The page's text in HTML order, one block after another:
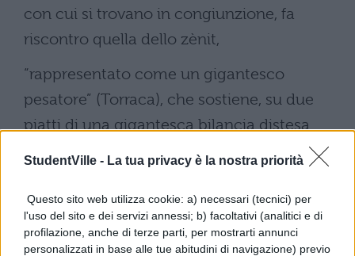
StudentVille - La tua privacy è la nostra priorità
Questo sito web utilizza cookie: a) necessari (tecnici) per
l'uso del sito e dei servizi annessi; b) facoltativi (analitici e di
profilazione, anche di terze parti, per mostrarti annunci
personalizzati in base alle tue abitudini di navigazione) previo
con cui si trovano in congiunzione, fa
riscontro quella dello zènit,
“rappresentato come un gigantesco
pesatore” (Torraca), che sostiene, su due
piatti di una gigantesca bilancia distesa
attraverso il cielo, i due astri che regolano,
uomini. Si può parlare, a questo
proposito, di uno stile “eroico” (nel senso